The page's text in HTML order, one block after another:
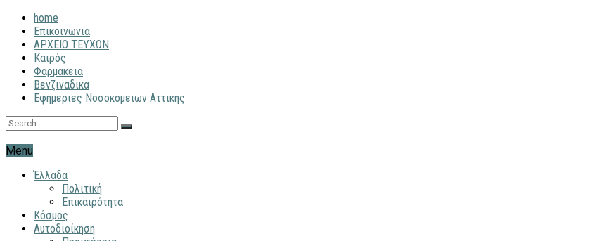
home
Επικοινωνια
ΑΡΧΕΙΟ ΤΕΥΧΩΝ
Καιρός
Φαρμακεια
Βενζιναδικα
Εφημεριες Νοσοκομειων Αττικης
Menu
Έλλαδα
Πολιτική
Επικαιρότητα
Κόσμος
Αυτοδιοίκηση